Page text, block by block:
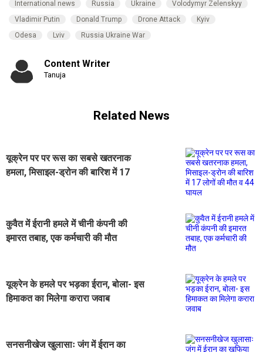
International news Russia Ukraine
Volodymyr Zelenskyy
Vladimir Putin
Donald Trump Drone Attack
Kyiv
Odesa
Lviv Russia Ukraine War
Content Writer
Tanuja
Related News
यूक्रेन पर पर रूस का सबसे खतरनाक
हमला, मिसाइल-ड्रोन की बारिश में 17
कुवैत में ईरानी हमले में चीनी कंपनी की
इमारत तबाह, एक कर्मचारी की मौत
यूक्रेन के हमले पर भड़का ईरान, बोला- इस
हिमाकत का मिलेगा करारा जवाब
सनसनीखेज खुलासाः जंग में ईरान का